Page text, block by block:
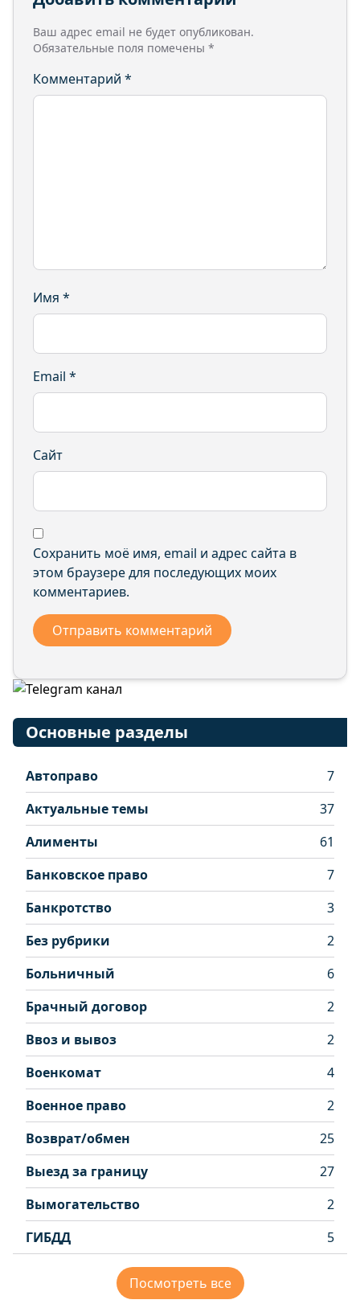
Ваш адрес email не будет опубликован.
Обязательные поля помечены *
Комментарий *
Имя *
Email *
Сайт
Сохранить моё имя, email и адрес сайта в
этом браузере для последующих моих
комментариев.
Основные разделы
Автоправо
7
Актуальные темы
37
Алименты
61
Банковское право
7
Банкротство
3
Без рубрики
2
Больничный
6
Брачный договор
2
Ввоз и вывоз
2
Военкомат
4
Военное право
2
Возврат/обмен
25
Выезд за границу
27
Вымогательство
2
ГИБДД
5
Посмотреть все